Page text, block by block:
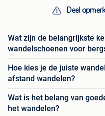
Deel
Wat zijn de belangrijkste
wandelschoenen voor
Hoe kies je de juiste
afstand wandelen?
Wat is het belang van
het wandelen?